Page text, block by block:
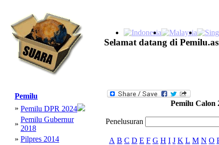
Selamat datang di
Pemilu
» Pemilu DPR 2024
»
Pemilu Gubernur
2018
» Pilpres 2014
Pemilu Calon
Penelusuran
A B C D E F G H I J K L M N O